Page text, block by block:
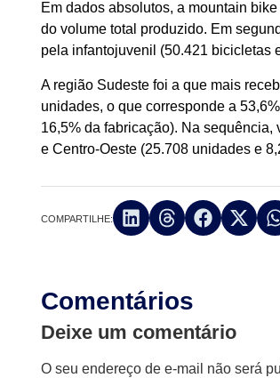
Em dados absolutos, a mountain
do volume total produzido. Em
pela infantojuvenil (50.421 bicicletas
A região Sudeste foi a que mais
unidades, o que corresponde a
16,5% da fabricação). Na
e Centro-Oeste (25.708 unidades e
COMPARTILHE:
Comentários
Deixe um comentário
O seu endereço de e-mail não será